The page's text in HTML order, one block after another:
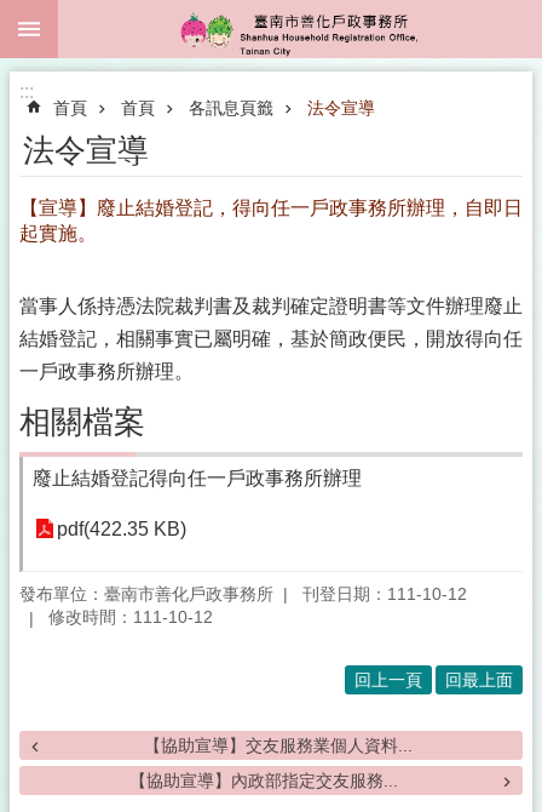
跳到主要內容區塊
:::
首頁 首頁 各訊息頁籤 法令宣導
法令宣導
【宣導】廢止結婚登記，得向任一戶政事務所辦理，自即日
起實施。
當事人係持憑法院裁判書及裁判確定證明書等文件辦理廢止
結婚登記，相關事實已屬明確，基於簡政便民，開放得向任
一戶政事務所辦理。
相關檔案
廢止結婚登記得向任一戶政事務所辦理
pdf(422.35 KB)
發布單位：臺南市善化戶政事務所
刊登日期：111-10-12
修改時間：111-10-12
回上一頁 回最上面
【協助宣導】交友服務業個人資料...
【協助宣導】內政部指定交友服務...